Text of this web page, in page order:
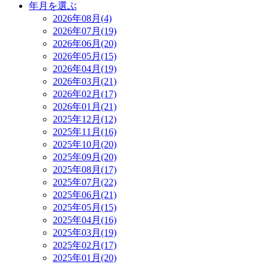
年月を選ぶ
2026年08月(4)
2026年07月(19)
2026年06月(20)
2026年05月(15)
2026年04月(19)
2026年03月(21)
2026年02月(17)
2026年01月(21)
2025年12月(12)
2025年11月(16)
2025年10月(20)
2025年09月(20)
2025年08月(17)
2025年07月(22)
2025年06月(21)
2025年05月(15)
2025年04月(16)
2025年03月(19)
2025年02月(17)
2025年01月(20)